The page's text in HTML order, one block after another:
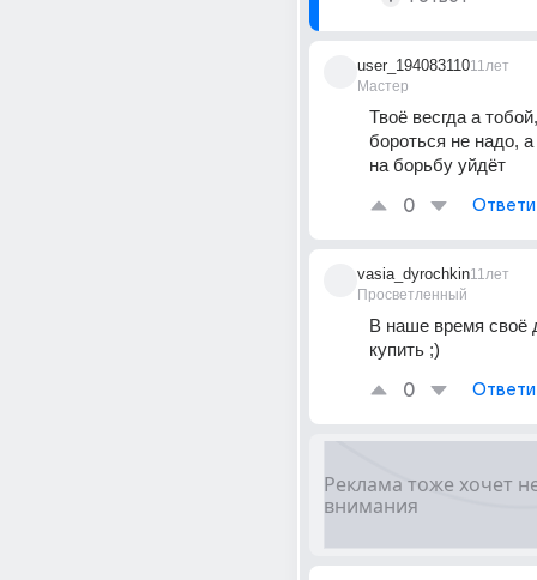
user_194083110
Мастер
11лет
Твоё весгда а
бороться не надо,
на борьбу уйдёт
0
vasia_dyrochkin
Просветленный
11лет
В наше время своё
купить ;)
0